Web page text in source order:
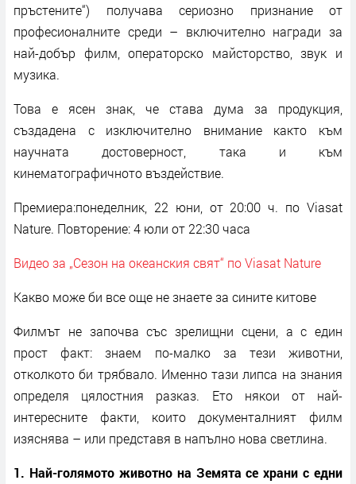
пръстените“) получава сериозно признание от
професионалните среди – включително награди за
най-добър филм, операторско майсторство, звук и
музика.
Това е ясен знак, че става дума за продукция,
създадена с изключително внимание както към
научната достоверност, така и към
кинематографичното въздействие.
Премиера:понеделник, 22 юни, от 20:00 ч. по Viasat
Nature. Повторение: 4 юли от 22:30 часа
Видео за „Сезон на океанския свят“ по Viasat Nature
Какво може би все още не знаете за сините китове
Филмът не започва със зрелищни сцени, а с един
прост факт: знаем по-малко за тези животни,
отколкото би трябвало. Именно тази липса на знания
определя цялостния разказ. Ето някои от най-
интересните факти, които документалният филм
изяснява – или представя в напълно нова светлина.
1. Най-голямото животно на Земята се храни с едни